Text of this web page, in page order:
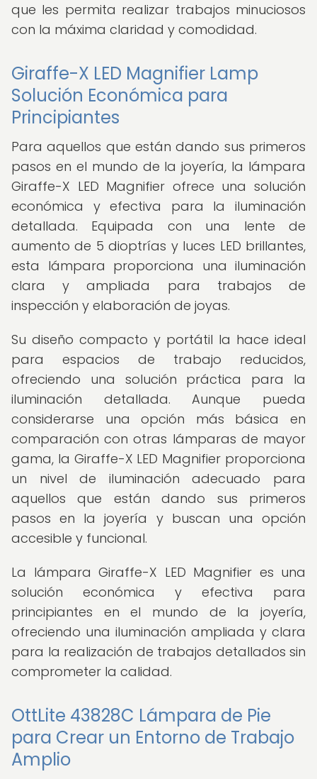
que les permita realizar trabajos minuciosos
con la máxima claridad y comodidad.
Giraffe-X LED Magnifier Lamp
Solución Económica para
Principiantes
Para aquellos que están dando sus primeros
pasos en el mundo de la joyería, la lámpara
Giraffe-X LED Magnifier ofrece una solución
económica y efectiva para la iluminación
detallada. Equipada con una lente de
aumento de 5 dioptrías y luces LED brillantes,
esta lámpara proporciona una iluminación
clara y ampliada para trabajos de
inspección y elaboración de joyas.
Su diseño compacto y portátil la hace ideal
para espacios de trabajo reducidos,
ofreciendo una solución práctica para la
iluminación detallada. Aunque pueda
considerarse una opción más básica en
comparación con otras lámparas de mayor
gama, la Giraffe-X LED Magnifier proporciona
un nivel de iluminación adecuado para
aquellos que están dando sus primeros
pasos en la joyería y buscan una opción
accesible y funcional.
La lámpara Giraffe-X LED Magnifier es una
solución económica y efectiva para
principiantes en el mundo de la joyería,
ofreciendo una iluminación ampliada y clara
para la realización de trabajos detallados sin
comprometer la calidad.
OttLite 43828C Lámpara de Pie
para Crear un Entorno de Trabajo
Amplio